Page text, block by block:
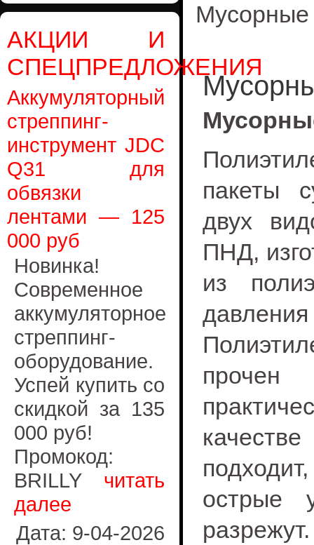
АКЦИИ И
СПЕЦПРЕДЛОЖЕНИЯ
Аккумуляторный
стреппинг-
инструмент JDC
Q31 для
обвязки
лентами — 125
000 руб
Новинка!
Современное
аккумуляторное
стреппинг-
оборудование.
Успей купить со
скидкой за 135
000 руб!
Промокод:
BRILLY читать
далее
Дата: 9-04-2026
Мусорные
пакеты
двух
ПНД,
из
давления
острые
разрежут.